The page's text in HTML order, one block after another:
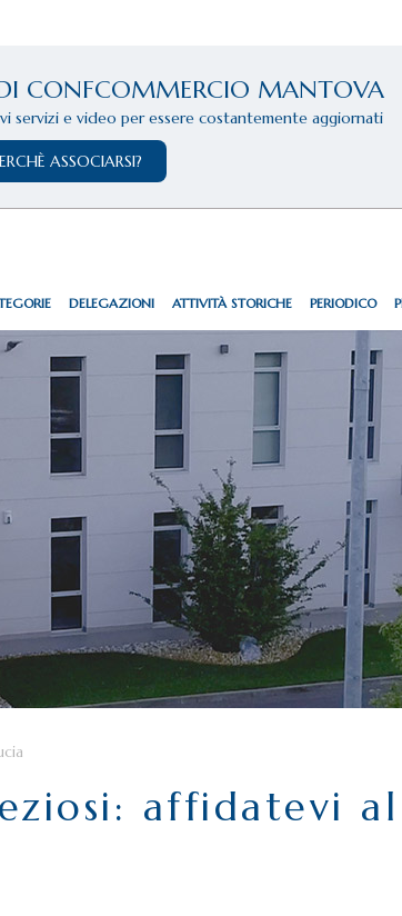
CONFCOMMERCIO MANTOVA
servizi e video per essere costantemente aggiornati
ASSOCIARSI?
DELEGAZIONI ATTIVITÀ STORICHE PERIODICO
affidatevi